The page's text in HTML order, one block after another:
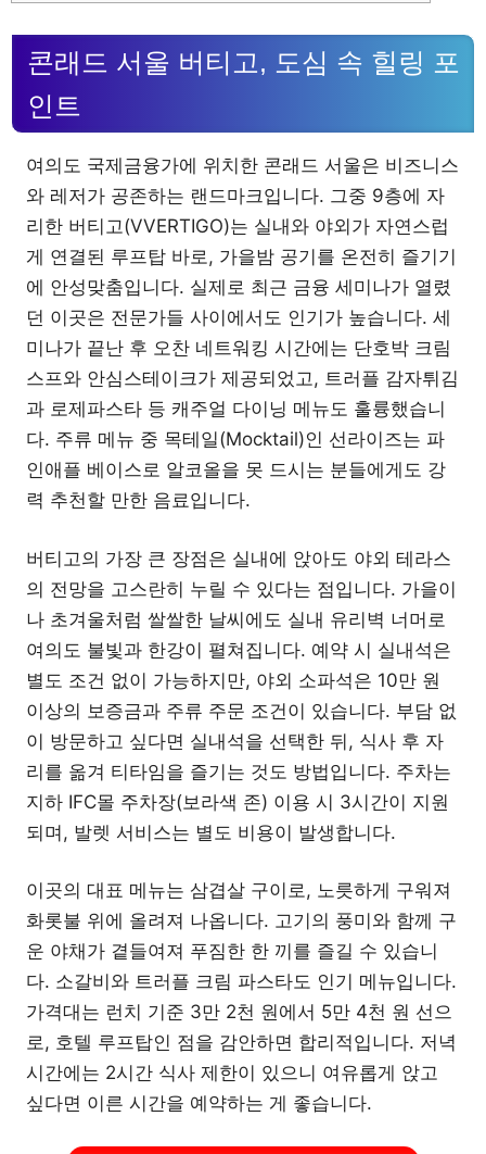
콘래드 서울 버티고, 도심 속 힐링 포
인트
여의도 국제금융가에 위치한 콘래드 서울은 비즈니스
와 레저가 공존하는 랜드마크입니다. 그중 9층에 자
리한 버티고(VVERTIGO)는 실내와 야외가 자연스럽
게 연결된 루프탑 바로, 가을밤 공기를 온전히 즐기기
에 안성맞춤입니다. 실제로 최근 금융 세미나가 열렸
던 이곳은 전문가들 사이에서도 인기가 높습니다. 세
미나가 끝난 후 오찬 네트워킹 시간에는 단호박 크림
스프와 안심스테이크가 제공되었고, 트러플 감자튀김
과 로제파스타 등 캐주얼 다이닝 메뉴도 훌륭했습니
다. 주류 메뉴 중 목테일(Mocktail)인 선라이즈는 파
인애플 베이스로 알코올을 못 드시는 분들에게도 강
력 추천할 만한 음료입니다.
버티고의 가장 큰 장점은 실내에 앉아도 야외 테라스
의 전망을 고스란히 누릴 수 있다는 점입니다. 가을이
나 초겨울처럼 쌀쌀한 날씨에도 실내 유리벽 너머로
여의도 불빛과 한강이 펼쳐집니다. 예약 시 실내석은
별도 조건 없이 가능하지만, 야외 소파석은 10만 원
이상의 보증금과 주류 주문 조건이 있습니다. 부담 없
이 방문하고 싶다면 실내석을 선택한 뒤, 식사 후 자
리를 옮겨 티타임을 즐기는 것도 방법입니다. 주차는
지하 IFC몰 주차장(보라색 존) 이용 시 3시간이 지원
되며, 발렛 서비스는 별도 비용이 발생합니다.
이곳의 대표 메뉴는 삼겹살 구이로, 노릇하게 구워져
화롯불 위에 올려져 나옵니다. 고기의 풍미와 함께 구
운 야채가 곁들여져 푸짐한 한 끼를 즐길 수 있습니
다. 소갈비와 트러플 크림 파스타도 인기 메뉴입니다.
가격대는 런치 기준 3만 2천 원에서 5만 4천 원 선으
로, 호텔 루프탑인 점을 감안하면 합리적입니다. 저녁
시간에는 2시간 식사 제한이 있으니 여유롭게 앉고
싶다면 이른 시간을 예약하는 게 좋습니다.